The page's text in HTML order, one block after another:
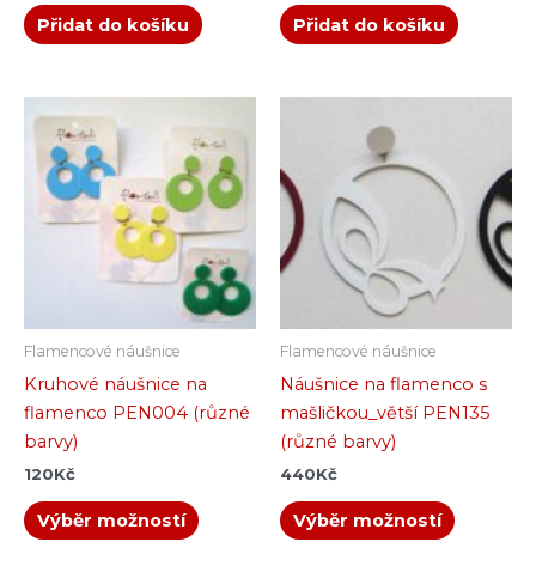
Přidat do košíku Přidat do košíku
Flamencové náušnice
Kruhové náušnice na
flamenco PEN004 (různé
barvy)
120Kč
Výběr možností
produkt
má
více
variant.
Možnosti
lze
vybrat
produktu
Flamencové náušnice
Náušnice na flamenco s
mašličkou_větší PEN135
(různé barvy)
440Kč
Výběr možností
více
variant.
Možnosti
produktu